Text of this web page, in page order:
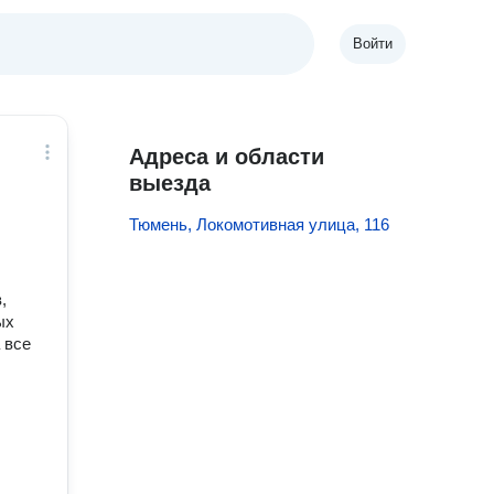
Войти
все
Адреса и области
выезда
Тюмень, Локомотивная улица, 116